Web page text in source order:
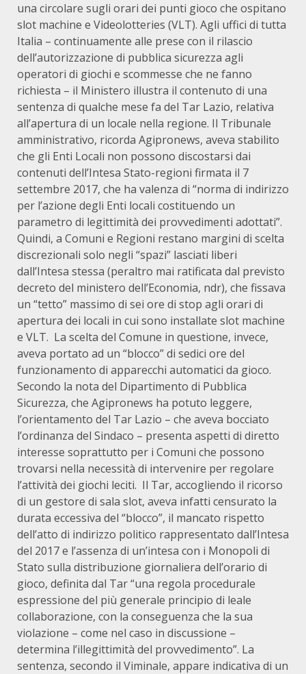
una circolare sugli orari dei punti gioco che ospitano
slot machine e Videolotteries (VLT). Agli uffici di tutta
Italia – continuamente alle prese con il rilascio
dell’autorizzazione di pubblica sicurezza agli
operatori di giochi e scommesse che ne fanno
richiesta – il Ministero illustra il contenuto di una
sentenza di qualche mese fa del Tar Lazio, relativa
all’apertura di un locale nella regione. Il Tribunale
amministrativo, ricorda Agipronews, aveva stabilito
che gli Enti Locali non possono discostarsi dai
contenuti dell’Intesa Stato-regioni firmata il 7
settembre 2017, che ha valenza di “norma di indirizzo
per l’azione degli Enti locali costituendo un
parametro di legittimità dei provvedimenti adottati”.
Quindi, a Comuni e Regioni restano margini di scelta
discrezionali solo negli “spazi” lasciati liberi
dall’Intesa stessa (peraltro mai ratificata dal previsto
decreto del ministero dell’Economia, ndr), che fissava
un “tetto” massimo di sei ore di stop agli orari di
apertura dei locali in cui sono installate slot machine
e VLT. La scelta del Comune in questione, invece,
aveva portato ad un “blocco” di sedici ore del
funzionamento di apparecchi automatici da gioco.
Secondo la nota del Dipartimento di Pubblica
Sicurezza, che Agipronews ha potuto leggere,
l’orientamento del Tar Lazio – che aveva bocciato
l’ordinanza del Sindaco – presenta aspetti di diretto
interesse soprattutto per i Comuni che possono
trovarsi nella necessità di intervenire per regolare
l’attività dei giochi leciti. Il Tar, accogliendo il ricorso
di un gestore di sala slot, aveva infatti censurato la
durata eccessiva del “blocco”, il mancato rispetto
dell’atto di indirizzo politico rappresentato dall’Intesa
del 2017 e l’assenza di un’intesa con i Monopoli di
Stato sulla distribuzione giornaliera dell’orario di
gioco, definita dal Tar “una regola procedurale
espressione del più generale principio di leale
collaborazione, con la conseguenza che la sua
violazione – come nel caso in discussione –
determina l’illegittimità del provvedimento”. La
sentenza, secondo il Viminale, appare indicativa di un